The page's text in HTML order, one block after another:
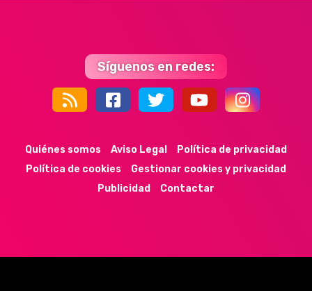
Síguenos en redes:
Quiénes somos Aviso Legal
Política de privacidad
Política de cookies
Gestionar cookies y privacidad
Publicidad
Contactar